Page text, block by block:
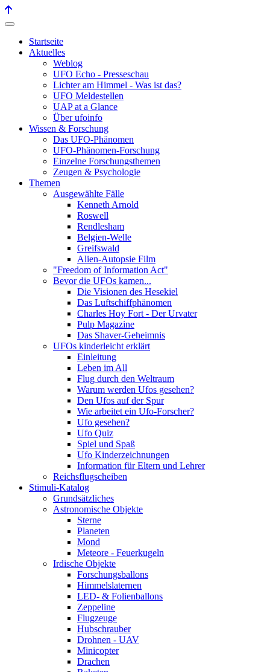
Startseite
Aktuelles
Weblog
UFO Echo - Presseschau
Lichter am Himmel - Was ist das?
UFO Meldestellen
UAP at a Glance
Über ufoinfo
Wissen & Forschung
Das UFO-Phänomen
UFO-Phänomen-Forschung
Einzelne Forschungsthemen
Zeugen & Psychologie
Themen
Ausgewählte Fälle
Kenneth Arnold
Roswell
Rendlesham
Belgien-Welle
Greifswald
Alien-Autopsie Film
"Freedom of Information Act"
Bevor die UFOs kamen...
Die Visionen des Hesekiel
Das Luftschiffphänomen
Charles Hoy Fort - Der Urvater
Pulp Magazine
Das Shaver-Geheimnis
UFOs kinderleicht erklärt
Einleitung
Leben im All
Flug durch den Weltraum
Warum werden Ufos gesehen?
Den Ufos auf der Spur
Wie arbeitet ein Ufo-Forscher?
Ufo gesehen?
Ufo Quiz
Spiel und Spaß
Ufo Kinderzeichnungen
Information für Eltern und Lehrer
Reichsflugscheiben
Stimuli-Katalog
Grundsätzliches
Astronomische Objekte
Sterne
Planeten
Mond
Meteore - Feuerkugeln
Irdische Objekte
Forschungsballons
Himmelslaternen
LED- & Folienballons
Zeppeline
Flugzeuge
Hubschrauber
Drohnen - UAV
Minicopter
Drachen